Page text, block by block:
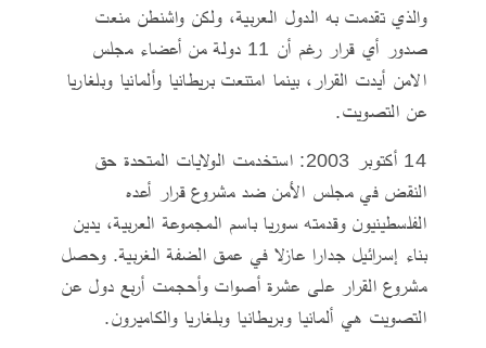
والذي تقدمت به الدول العربية، ولكن واشنطن منعت
صدور أي قرار رغم أن 11 دولة من أعضاء مجلس
الامن أيدت القرار، بينما امتنعت بريطانيا وألمانيا وبلغاريا
عن التصويت.
14 أكتوبر 2003: استخدمت الولايات المتحدة حق
النقض في مجلس الأمن ضد مشروع قرار أعده
الفلسطينيون وقدمته سوريا باسم المجموعة العربية، يدين
بناء إسرائيل جدارا عازلا في عمق الضفة الغربية. وحصل
مشروع القرار على عشرة أصوات وأحجمت أربع دول عن
التصويت هي ألمانيا وبريطانيا وبلغاريا والكاميرون.